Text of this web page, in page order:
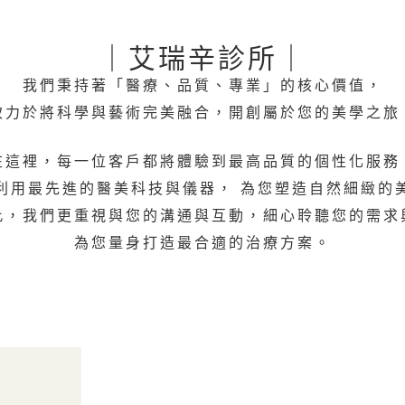
｜艾瑞辛診所｜
我們秉持著「醫療、品質、專業」的核心價值，
力於將科學與藝術完美融合，開創屬於您的美學之旅
這裡，每一位客戶都將體驗到最高品質的個性化服務
用最先進的醫美科技與儀器， 為您塑造自然細緻的
，我們更重視與您的溝通與互動，細心聆聽您的需求
為您量身打造最合適的治療方案。